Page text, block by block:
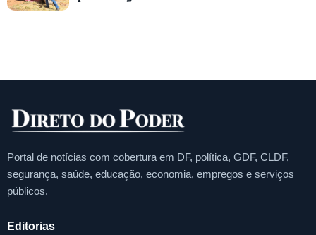
Portal de notícias com cobertura em DF, política, GDF, CLDF,
segurança, saúde, educação, economia, empregos e serviços
públicos.
Editorias